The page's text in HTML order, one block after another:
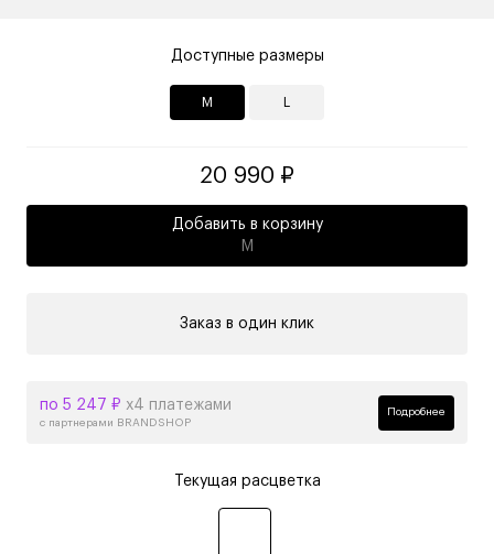
Доступные размеры
M
20 990 ₽
Добавить в корзину
M
Заказ в один клик
по 5 247 ₽ х4 платежами
с партнерами BRANDSHOP
Подробнее
Текущая расцветка